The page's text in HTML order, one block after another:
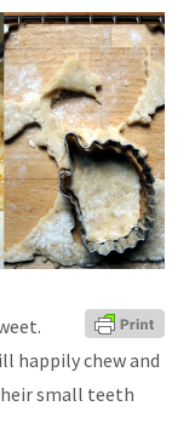
happily chew and
small teeth